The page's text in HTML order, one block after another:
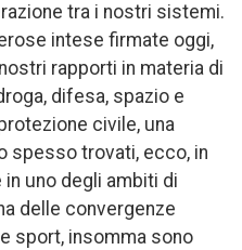
tra i nostri sistemi.
intese firmate oggi,
rapporti in materia di
difesa, spazio e
civile, una
spesso trovati, ecco, in
uno degli ambiti di
delle convergenze
sport, insomma sono